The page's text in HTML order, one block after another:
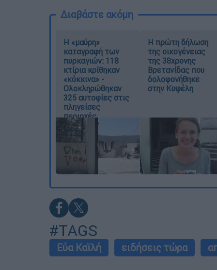
Διαβάστε ακόμη
Η «μαύρη»
καταγραφή των
πυρκαγιών: 118
κτίρια κρίθηκαν
«κόκκινα» -
Ολοκληρώθηκαν
325 αυτοψίες στις
πληγείσες
περιοχές
Η πρώτη δήλωση
της οικογένειας
της 38χρονης
Βρετανίδας που
δολοφονήθηκε
στην Κυψέλη
#TAGS
Εύα Καϊλή ειδήσεις τώρα